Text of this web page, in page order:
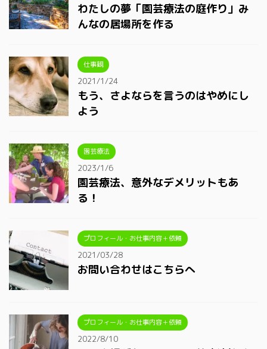
わたしの夢「園芸療法の庭作り」み
んなの居場所を作る
仕事観
2021/1/24
もう、さよならを言うのはやめにし
よう
園芸療法
2023/1/6
園芸療法、意外なデメリットもあ
る！
プロフィール・お仕事内容＋依頼
2021/03/28
お問い合わせはこちらへ
プロフィール・お仕事内容＋依頼
2022/8/10